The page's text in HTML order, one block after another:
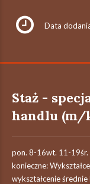
Data
Staż -
handlu (m/
pon. 8-16wt. 11-
konieczne:
wykształcenie